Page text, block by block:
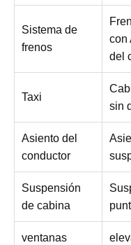
Sistema de
frenos
con
del
Taxi
sin
Asiento del
conductor
Suspensión
de cabina
ventanas